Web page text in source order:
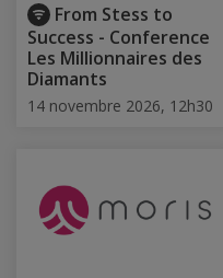
From Stess to
Success - Conference
Les Millionnaires des
Diamants
14 novembre 2026, 12h30